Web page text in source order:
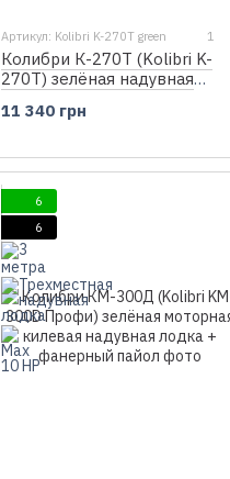
Артикул: Kolibri K-270T green 1
Колибри К-270Т (Kolibri K-
270T) зелёная надувная
11 340 грн
6
6